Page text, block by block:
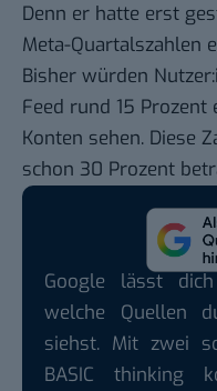
Denn er hatte erst
Meta-Quartalszahlen
Bisher würden
Feed rund 15
Konten sehen. Diese
schon 30 Prozent
Google lässt
welche Quellen
siehst. Mit zwei
BASIC thinking